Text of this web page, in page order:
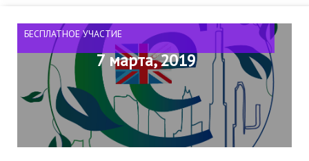
БЕСПЛАТНОЕ УЧАСТИЕ
7 марта, 2019